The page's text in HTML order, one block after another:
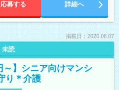
応募する 詳細へ
掲載日：2026.08.07
未読
～】シニア向けマンシ
り＊介護